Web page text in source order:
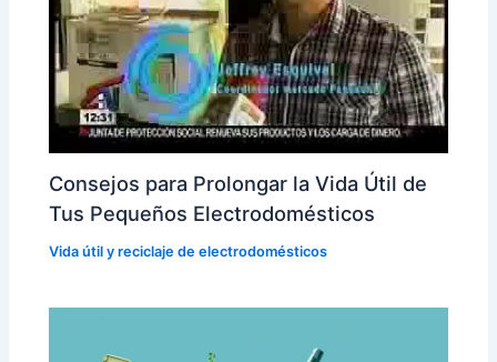
Consejos para Prolongar la Vida Útil de
Tus Pequeños Electrodomésticos
Vida útil y reciclaje de electrodomésticos